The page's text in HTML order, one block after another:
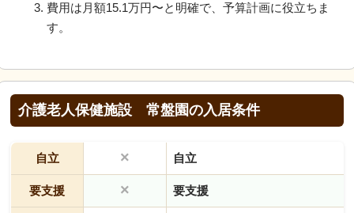
費用は月額15.1万円〜と明確で、予算計画に役立ちま
す。
介護老人保健施設 常盤園の入居条件
自立 × 自立
要支援 × 要支援